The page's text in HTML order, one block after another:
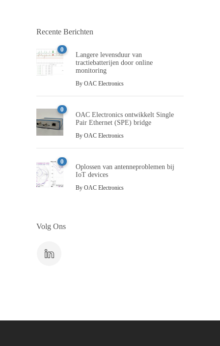
Recente Berichten
0
Langere levensduur van
tractiebatterijen door online
monitoring
By OAC Electronics
0
OAC Electronics ontwikkelt Single
Pair Ethernet (SPE) bridge
By OAC Electronics
0
Oplossen van antenneproblemen bij
IoT devices
By OAC Electronics
Volg Ons